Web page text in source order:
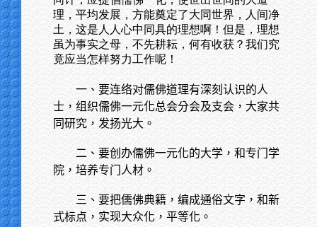
理，平均发展，方能奠定了大同世界，人间净
土，这是人人心中同具的理想啊！但是，理想
虽为事实之母，不先耕耘，何有收获？我们究
竟应当怎样努力工作呢！
一、要连络对儒佛道理有深刻认识的人
士，组织儒佛一元化总会分会及支会，大家共
同研究，发扬光大。
二、要创办儒佛一元化的大学，和专门学
院，培养专门人材。
三、要把儒佛典籍，编成通俗文字，和新
式标点，实现大众化，平等化。